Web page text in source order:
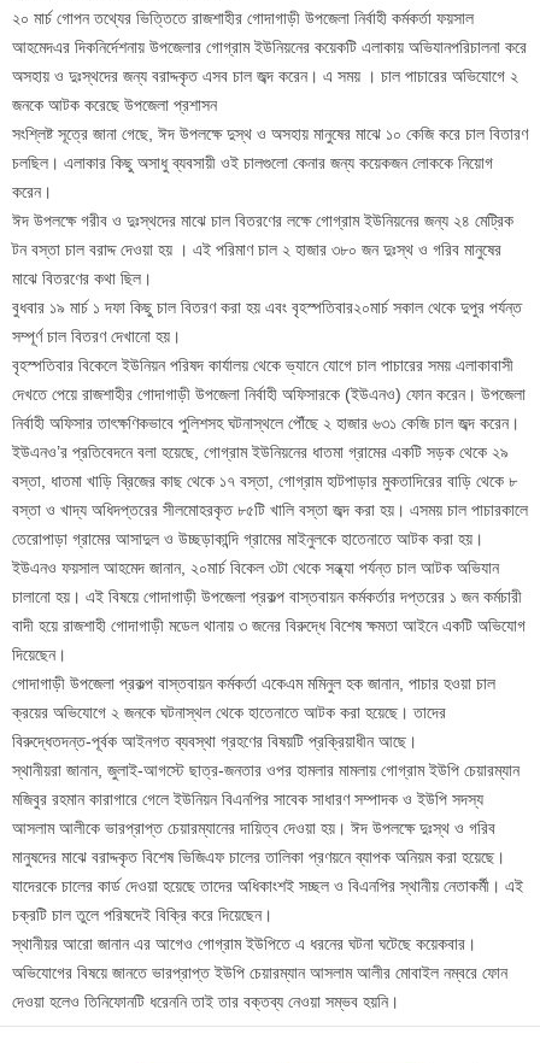
২০ মার্চ গোপন তথ্যের ভিত্তিতে রাজশাহীর গোদাগাড়ী উপজেলা নির্বাহী কর্মকর্তা ফয়সাল
আহমেদএর দিকনির্দেশনায় উপজেলার গোগ্রাম ইউনিয়নের কয়েকটি এলাকায় অভিযানপরিচালনা করে
অসহায় ও দুঃস্থদের জন্য বরাদ্দকৃত এসব চাল জব্দ করেন। এ সময় । চাল পাচারের অভিযোগে ২
জনকে আটক করেছে উপজেলা প্রশাসন
সংশ্লিষ্ট সূত্রে জানা গেছে, ঈদ উপলক্ষে দুস্থ ও অসহায় মানুষের মাঝে ১০ কেজি করে চাল বিতারণ
চলছিল। এলাকার কিছু অসাধু ব্যবসায়ী ওই চালগুলো কেনার জন্য কয়েকজন লোককে নিয়োগ
করেন।
ঈদ উপলক্ষে গরীব ও দুঃস্থদের মাঝে চাল বিতরণের লক্ষে গোগ্রাম ইউনিয়নের জন্য ২৪ মেট্রিক
টন বস্তা চাল বরাদ্দ দেওয়া হয় । এই পরিমাণ চাল ২ হাজার ৩৮০ জন দুঃস্থ ও গরিব মানুষের
মাঝে বিতরণের কথা ছিল।
বুধবার ১৯ মার্চ ১ দফা কিছু চাল বিতরণ করা হয় এবং বৃহস্পতিবার২০মার্চ সকাল থেকে দুপুর পর্যন্ত
সম্পূর্ণ চাল বিতরণ দেখানো হয়।
বৃহস্পতিবার বিকেলে ইউনিয়ন পরিষদ কার্যালয় থেকে ভ্যানে যোগে চাল পাচারের সময় এলাকাবাসী
দেখতে পেয়ে রাজশাহীর গোদাগাড়ী উপজেলা নির্বাহী অফিসারকে (ইউএনও) ফোন করেন। উপজেলা
নির্বাহী অফিসার তাৎক্ষণিকভাবে পুলিশসহ ঘটনাস্থলে পৌঁছে ২ হাজার ৬৩১ কেজি চাল জব্দ করেন।
ইউএনও’র প্রতিবেদনে বলা হয়েছে, গোগ্রাম ইউনিয়নের ধাতমা গ্রামের একটি সড়ক থেকে ২৯
বস্তা, ধাতমা খাড়ি ব্রিজের কাছ থেকে ১৭ বস্তা, গোগ্রাম হাটপাড়ার মুকতাদিরের বাড়ি থেকে ৮
বস্তা ও খাদ্য অধিদপ্তরের সীলমোহরকৃত ৮৫টি খালি বস্তা জব্দ করা হয়। এসময় চাল পাচারকালে
তেরোপাড়া গ্রামের আসাদুল ও উচ্ছড়াকান্দি গ্রামের মাইনুলকে হাতেনাতে আটক করা হয়।
ইউএনও ফয়সাল আহমেদ জানান, ২০মার্চ বিকেল ৩টা থেকে সন্ধ্যা পর্যন্ত চাল আটক অভিযান
চালানো হয়। এই বিষয়ে গোদাগাড়ী উপজেলা প্রকল্প বাস্তবায়ন কর্মকর্তার দপ্তরের ১ জন কর্মচারী
বাদী হয়ে রাজশাহী গোদাগাড়ী মডেল থানায় ৩ জনের বিরুদ্ধে বিশেষ ক্ষমতা আইনে একটি অভিযোগ
দিয়েছেন।
গোদাগাড়ী উপজেলা প্রকল্প বাস্তবায়ন কর্মকর্তা একেএম মমিনুল হক জানান, পাচার হওয়া চাল
ক্রয়ের অভিযোগে ২ জনকে ঘটনাস্থল থেকে হাতেনাতে আটক করা হয়েছে। তাদের
বিরুদ্ধেতদন্ত-পূর্বক আইনগত ব্যবস্থা গ্রহণের বিষয়টি প্রক্রিয়াধীন আছে।
স্থানীয়রা জানান, জুলাই-আগস্টে ছাত্র-জনতার ওপর হামলার মামলায় গোগ্রাম ইউপি চেয়ারম্যান
মজিবুর রহমান কারাগারে গেলে ইউনিয়ন বিএনপির সাবেক সাধারণ সম্পাদক ও ইউপি সদস্য
আসলাম আলীকে ভারপ্রাপ্ত চেয়ারম্যানের দায়িত্ব দেওয়া হয়। ঈদ উপলক্ষে দুঃস্থ ও গরিব
মানুষদের মাঝে বরাদ্দকৃত বিশেষ ভিজিএফ চালের তালিকা প্রণয়নে ব্যাপক অনিয়ম করা হয়েছে।
যাদেরকে চালের কার্ড দেওয়া হয়েছে তাদের অধিকাংশই সচ্ছল ও বিএনপির স্থানীয় নেতাকর্মী। এই
চক্রটি চাল তুলে পরিষদেই বিক্রি করে দিয়েছেন।
স্থানীয়র আরো জানান এর আগেও গোগ্রাম ইউপিতে এ ধরনের ঘটনা ঘটেছে কয়েকবার।
অভিযোগের বিষয়ে জানতে ভারপ্রাপ্ত ইউপি চেয়ারম্যান আসলাম আলীর মোবাইল নম্বরে ফোন
দেওয়া হলেও তিনিফোনটি ধরেননি তাই তার বক্তব্য নেওয়া সম্ভব হয়নি।